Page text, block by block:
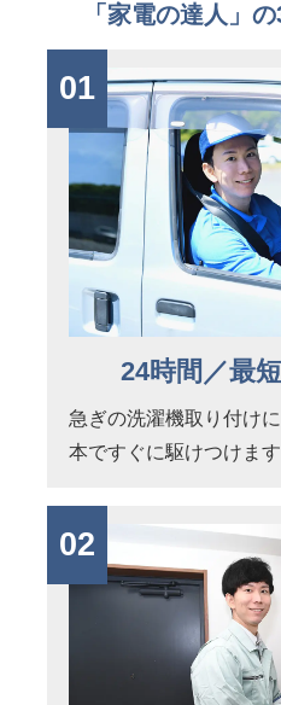
「家電の達人」
01
24時間／最
急ぎの洗濯機取り付け
本ですぐに駆けつけます
02